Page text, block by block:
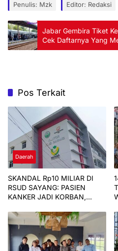
Penulis: Mzk Editor: Redaksi
Jabar Gembira Tiket
Cek Daftarnya Yang
Pos Terkait
Daerah
SKANDAL Rp10 MILIAR DI
RSUD SAYANG: PASIEN
KANKER JADI KORBAN,